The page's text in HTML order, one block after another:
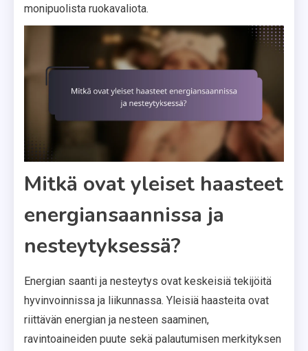
monipuolista ruokavaliota.
Mitkä ovat yleiset haasteet
energiansaannissa ja
nesteytyksessä?
Energian saanti ja nesteytys ovat keskeisiä tekijöitä
hyvinvoinnissa ja liikunnassa. Yleisiä haasteita ovat
riittävän energian ja nesteen saaminen,
ravintoaineiden puute sekä palautumisen merkityksen